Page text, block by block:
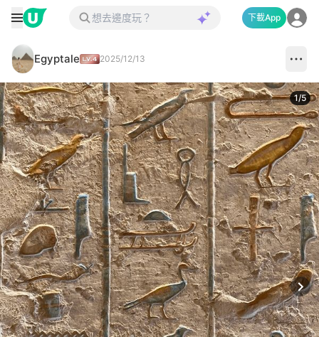
下載App
Egyptale 2025/12/13
1/5